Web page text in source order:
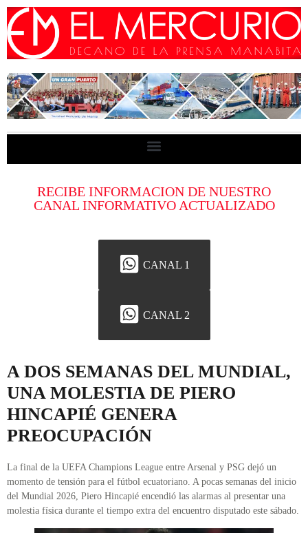
RECIBE INFORMACION DE NUESTRO
CANAL INFORMATIVO ACTUALIZADO
CANAL 1
CANAL 2
A DOS SEMANAS DEL MUNDIAL,
UNA MOLESTIA DE PIERO
HINCAPIÉ GENERA
PREOCUPACIÓN
La final de la UEFA Champions League entre Arsenal y PSG dejó un
momento de tensión para el fútbol ecuatoriano. A pocas semanas del inicio
del Mundial 2026, Piero Hincapié encendió las alarmas al presentar una
molestia física durante el tiempo extra del encuentro disputado este sábado.